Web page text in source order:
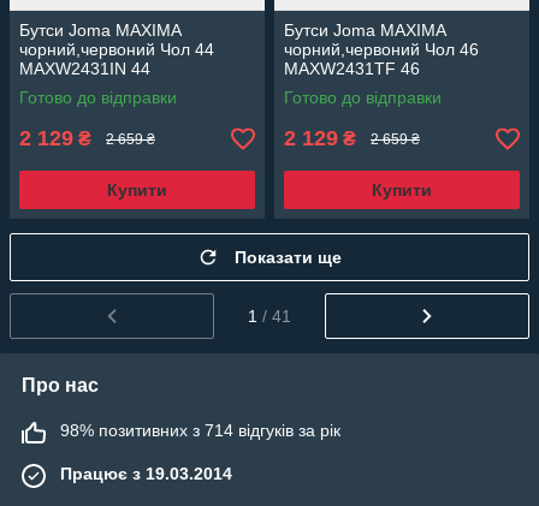
Бутси Joma MAXIMA
чорний,червоний Чол 44
MAXW2431IN 44
Готово до відправки
2 129 ₴ 2 659 ₴
Купити
Бутси Joma MAXIMA
чорний,червоний Чол 46
MAXW2431TF 46
Готово до відправки
2 129 ₴ 2 659 ₴
Купити
Показати ще
1 / 41
Про нас
98% позитивних з 714 відгуків за рік
Працює з 19.03.2014